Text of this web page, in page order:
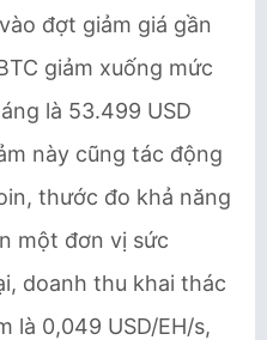
đợt giảm giá gần
giảm xuống mức
là 53.499 USD
này cũng tác động
thước đo khả năng
một đơn vị sức
doanh thu khai thác
là 0,049 USD/EH/s,